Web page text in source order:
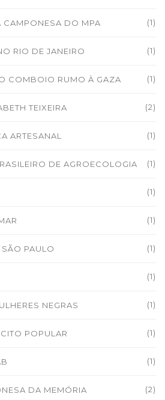
CAMPONESA DO MPA (1)
RIO DE JANEIRO (1)
COMBOIO RUMO À GAZA (1)
TEIXEIRA (2)
ARTESANAL (1)
DE AGROECOLOGIA (1)
(1)
(1)
SÃO PAULO (1)
(1)
NEGRAS (1)
POPULAR (1)
(1)
DA MEMÓRIA (2)